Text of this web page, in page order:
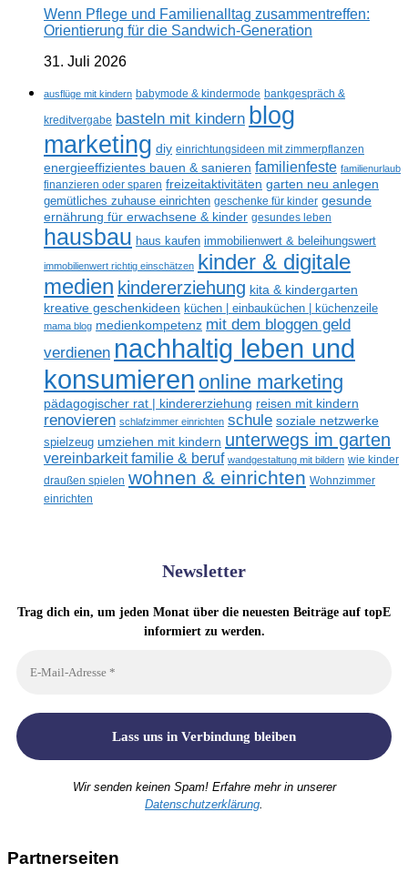
Wenn Pflege und Familienalltag zusammentreffen:
Orientierung für die Sandwich-Generation
31. Juli 2026
ausflüge mit kindern babymode & kindermode bankgespräch &
kreditvergabe basteln mit kindern blog
marketing diy einrichtungsideen mit zimmerpflanzen
energieeffizientes bauen & sanieren familienfeste familienurlaub
finanzieren oder sparen freizeitaktivitäten garten neu anlegen
gemütliches zuhause einrichten geschenke für kinder gesunde
ernährung für erwachsene & kinder gesundes leben
hausbau haus kaufen immobilienwert & beleihungswert
immobilienwert richtig einschätzen kinder & digitale
medien kindererziehung kita & kindergarten
kreative geschenkideen küchen | einbauküchen | küchenzeile
mama blog medienkompetenz mit dem bloggen geld
verdienen nachhaltig leben und
konsumieren online marketing
pädagogischer rat | kindererziehung reisen mit kindern
renovieren schlafzimmer einrichten schule soziale netzwerke
spielzeug umziehen mit kindern unterwegs im garten
vereinbarkeit familie & beruf wandgestaltung mit bildern wie kinder
draußen spielen wohnen & einrichten Wohnzimmer
einrichten
Newsletter
Trag dich ein, um jeden Monat über die neuesten Beiträge auf topE
informiert zu werden.
Wir senden keinen Spam! Erfahre mehr in unserer
Datenschutzerklärung.
Partnerseiten